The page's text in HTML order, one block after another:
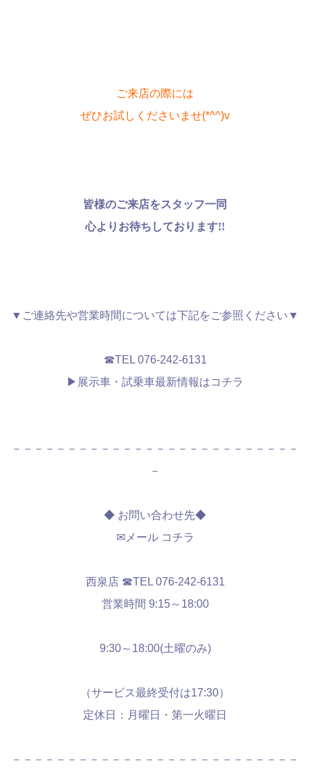
ご来店の際には
ぜひお試しくださいませ(*^^)v
皆様のご来店をスタッフ一同
心よりお待ちしております!!
▼ご連絡先や営業時間については下記をご参照ください▼
☎TEL 076-242-6131
▶展示車・試乗車最新情報はコチラ
－－－－－－－－－－－－－－－－－－－－－－－－－－
－
◆ お問い合わせ先◆
✉メール コチラ
西泉店 ☎TEL 076-242-6131
営業時間 9:15～18:00
9:30～18:00(土曜のみ)
（サービス最終受付は17:30）
定休日：月曜日・第一火曜日
－－－－－－－－－－－－－－－－－－－－－－－－－－